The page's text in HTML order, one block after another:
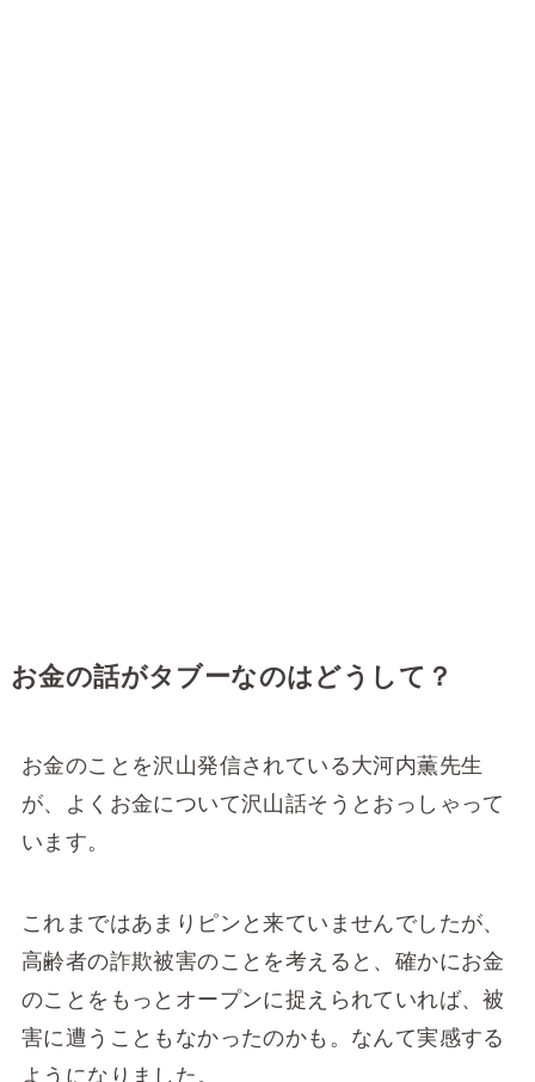
お金の話がタブーなのはどうして？
お金のことを沢山発信されている大河内薫先生
が、よくお金について沢山話そうとおっしゃって
います。
これまではあまりピンと来ていませんでしたが、
高齢者の詐欺被害のことを考えると、確かにお金
のことをもっとオープンに捉えられていれば、被
害に遭うこともなかったのかも。なんて実感する
ようになりました。